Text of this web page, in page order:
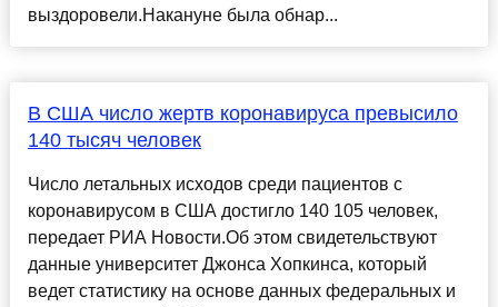
выздоровели.Накануне была обнар...
В США число жертв коронавируса превысило
140 тысяч человек
Число летальных исходов среди пациентов с
коронавирусом в США достигло 140 105 человек,
передает РИА Новости.Об этом свидетельствуют
данные университет Джонса Хопкинса, который
ведет статистику на основе данных федеральных и